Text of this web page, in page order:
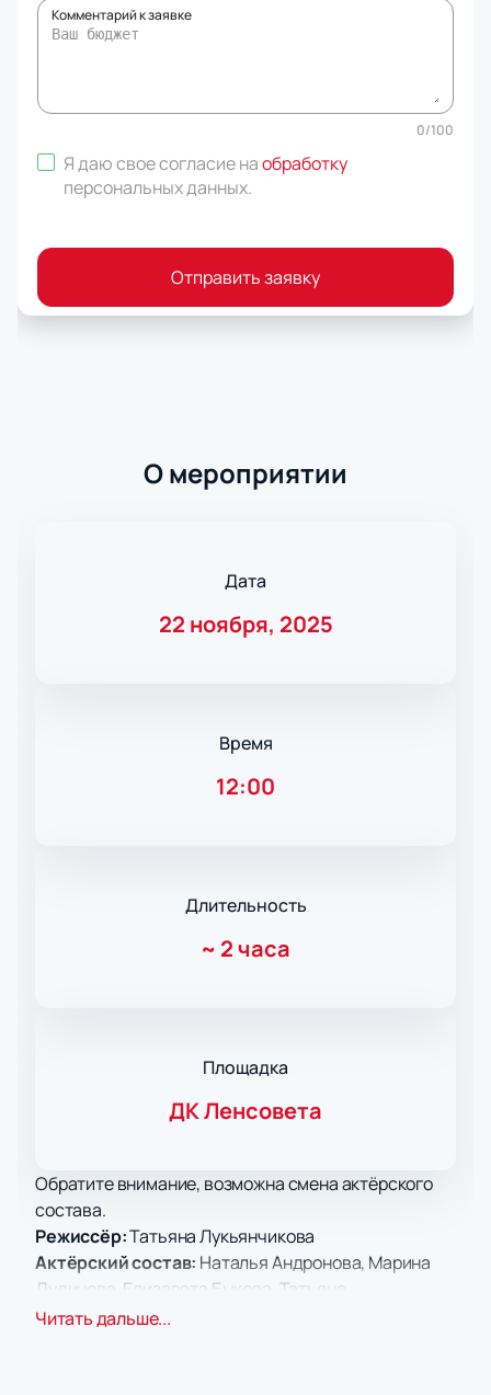
Комментарий к заявке
0/100
Я даю свое согласие наобработку
персональных данных.
Отправить заявку
О мероприятии
Дата
22 ноября, 2025
Время
12:00
Длительность
~ 2 часа
Площадка
ДК Ленсовета
Обратите внимание, возможна смена актёрского
состава.
Режиссёр:Татьяна Лукьянчикова
Актёрский состав: Наталья Андронова, Марина
Дудинова, Елизавета Быкова, Татьяна
Лукьянчикова, Мария Рязанцева, Иван Еремин,
Читать дальше...